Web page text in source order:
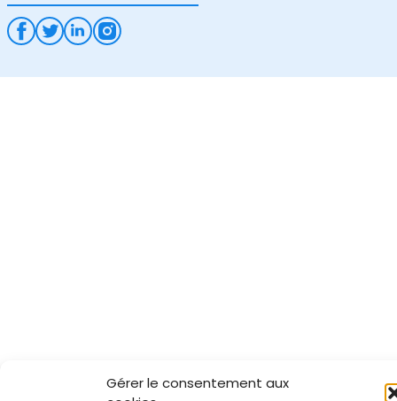
Gérer le consentement aux